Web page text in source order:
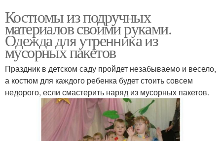
Костюмы из подручных
материалов своими руками.
Одежда для утренника из
мусорных пакетов
Праздник в детском саду пройдет незабываемо и весело,
а костюм для каждого ребенка будет стоить совсем
недорого, если смастерить наряд из мусорных пакетов.